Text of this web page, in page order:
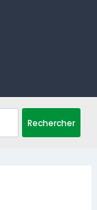
Rechercher